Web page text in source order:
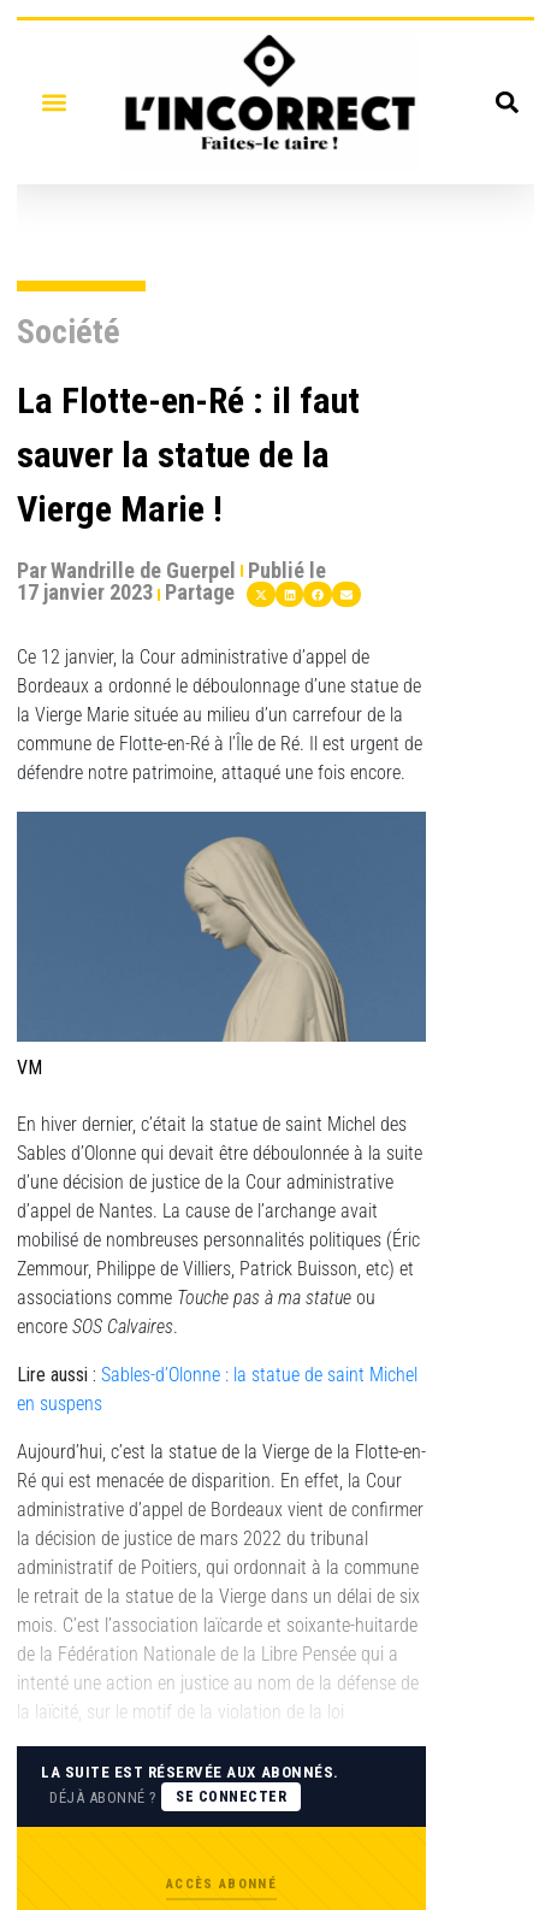
Société
La Flotte-en-Ré : il faut
sauver la statue de la
Vierge Marie !
ParWandrille de Guerpel
Publié le
17 janvier 2023 Partage
Ce 12 janvier, la Cour administrative d’appel de
Bordeaux a ordonné le déboulonnage d’une statue de
la Vierge Marie située au milieu d’un carrefour de la
commune de Flotte-en-Ré à l’Île de Ré. Il est urgent de
défendre notre patrimoine, attaqué une fois encore.
VM
En hiver dernier, c’était la statue de saint Michel des
Sables d’Olonne qui devait être déboulonnée à la suite
d’une décision de justice de la Cour administrative
d’appel de Nantes. La cause de l’archange avait
mobilisé de nombreuses personnalités politiques (Éric
Zemmour, Philippe de Villiers, Patrick Buisson, etc) et
associations comme Touche pas à ma statue ou
encore SOS Calvaires.
Lire aussi : Sables-d’Olonne : la statue de saint Michel
en suspens
Aujourd’hui, c’est la statue de la Vierge de la Flotte-en-
Ré qui est menacée de disparition. En effet, la Cour
administrative d’appel de Bordeaux vient de confirmer
la décision de justice de mars 2022 du tribunal
administratif de Poitiers, qui ordonnait à la commune
le retrait de la statue de la Vierge dans un délai de six
mois. C’est l’association laïcarde et soixante-huitarde
de la Fédération Nationale de la Libre Pensée qui a
intenté une action en justice au nom de la défense de
la laïcité, sur le motif de la violation de la loi
LA SUITE EST RÉSERVÉE AUX ABONNÉS.
DÉJÀ ABONNÉ ?
SE CONNECTER
ACCÈS ABONNÉ